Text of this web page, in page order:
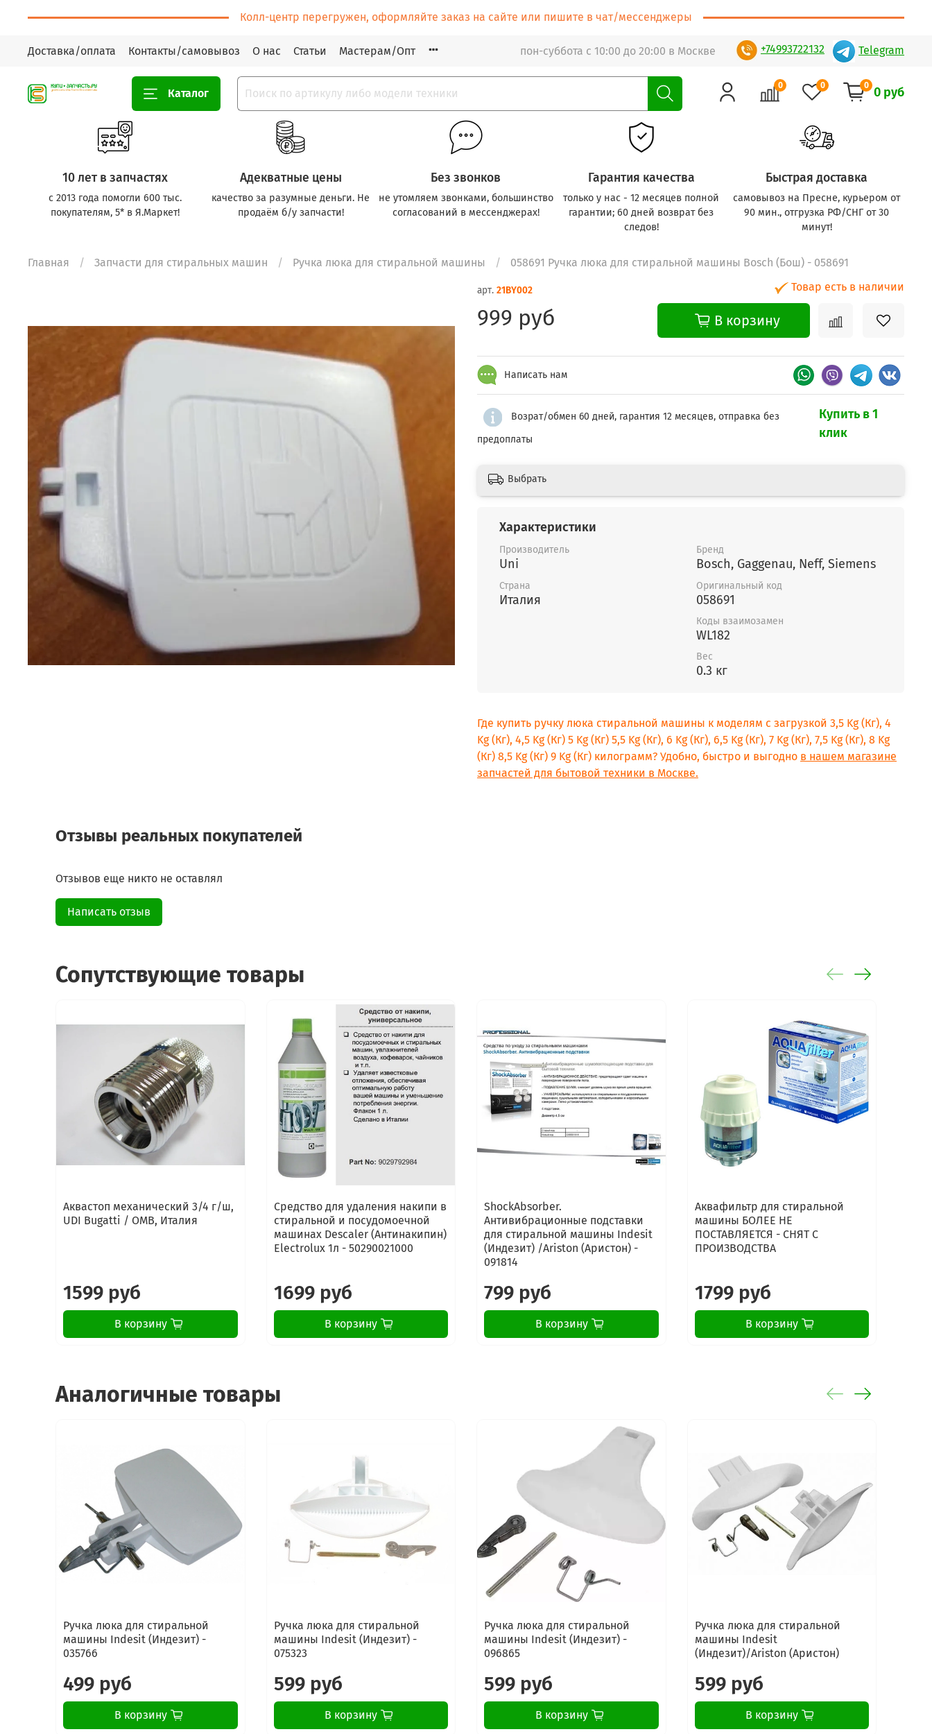
Колл-центр перегружен, оформляйте заказ на сайте или пишите в чат/мессенджеры
Доставка/оплата Контакты/самовывоз О нас Статьи Мастерам/Опт пон-суббота с 10:00 до 20:00 в Москве +74993722132 Telegram
Каталог
0 0 0 0 руб
10 лет в запчастях
с 2013 года помогли 600 тыс.
покупателям, 5* в Я.Маркет!
Адекватные цены
качество за разумные деньги. Не
продаём б/у запчасти!
Без звонков
не утомляем звонками, большинство
согласований в мессенджерах!
Гарантия качества
только у нас - 12 месяцев полной
гарантии; 60 дней возврат без
следов!
Быстрая доставка
самовывоз на Пресне, курьером от
90 мин., отгрузка РФ/СНГ от 30
минут!
Главная Запчасти для стиральных машин Ручка люка для стиральной машины 058691 Ручка люка для стиральной машины Bosch (Бош) - 058691
арт. 21BY002 Товар есть в наличии
999 руб В корзину
Написать нам
Возрат/обмен 60 дней, гарантия 12 месяцев, отправка без
предоплаты
Купить в 1
клик
Выбрать
Характеристики
Производитель
Uni
Бренд
Bosch, Gaggenau, Neff, Siemens
Страна
Италия
Оригинальный код
058691
Коды взаимозамен
WL182
Вес
0.3 кг
Где купить ручку люка стиральной машины к моделям с загрузкой 3,5 Kg (Кг), 4
Kg (Кг), 4,5 Kg (Кг) 5 Kg (Кг) 5,5 Kg (Кг), 6 Kg (Кг), 6,5 Kg (Кг), 7 Kg (Кг), 7,5 Kg (Кг), 8 Kg
(Кг) 8,5 Kg (Кг) 9 Kg (Кг) килограмм? Удобно, быстро и выгодно в нашем магазине
запчастей для бытовой техники в Москве.
Отзывы реальных покупателей
Отзывов еще никто не оставлял
Написать отзыв
Сопутствующие товары
Аквастоп механический 3/4 г/ш,
UDI Bugatti / OMB, Италия
1599 руб
В корзину
Средство для удаления накипи в
стиральной и посудомоечной
машинах Descaler (Антинакипин)
Electrolux 1л - 50290021000
1699 руб
В корзину
ShockAbsorber.
Антивибрационные подставки
для стиральной машины Indesit
(Индезит) /Ariston (Аристон) -
091814
799 руб
В корзину
Аквафильтр для стиральной
машины БОЛЕЕ НЕ
ПОСТАВЛЯЕТСЯ - СНЯТ С
ПРОИЗВОДСТВА
1799 руб
В корзину
Аналогичные товары
Ручка люка для стиральной
машины Indesit (Индезит) -
035766
499 руб
В корзину
Ручка люка для стиральной
машины Indesit (Индезит) -
075323
599 руб
В корзину
Ручка люка для стиральной
машины Indesit (Индезит) -
096865
599 руб
В корзину
Ручка люка для стиральной
машины Indesit
(Индезит)/Ariston (Аристон)
599 руб
В корзину